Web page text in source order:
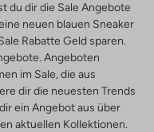
du dir die Sale Angebote
neuen blauen Sneaker
Rabatte Geld sparen.
Angeboten
im Sale, die aus
dir die neuesten Trends
ein Angebot aus über
aktuellen Kollektionen.